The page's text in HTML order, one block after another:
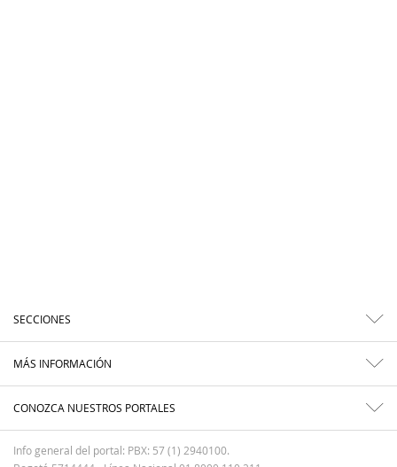
SECCIONES
MÁS INFORMACIÓN
CONOZCA NUESTROS PORTALES
Info general del portal: PBX: 57 (1) 2940100.